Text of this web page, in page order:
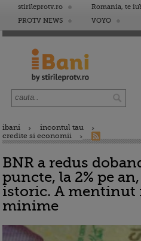
stirileprotv.ro Romania, te
PROTV NEWS
VOYO
ibani
incontul tau
credite si economii
BNR a redus
puncte, la 2% pe
istoric. A mentinut
minime